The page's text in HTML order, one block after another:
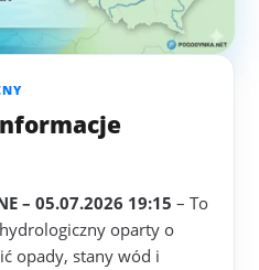
– 05.07.2026 19:15 – To
oparty o
opady, stany wód i